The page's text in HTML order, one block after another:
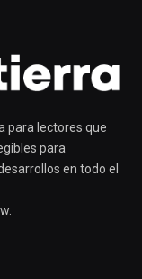
para lectores que
para
en todo el